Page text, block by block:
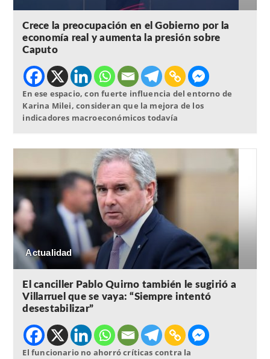
Crece la preocupación en el Gobierno por la
economía real y aumenta la presión sobre
Caputo
En ese espacio, con fuerte influencia del entorno de
Karina Milei, consideran que la mejora de los
indicadores macroeconómicos todavía
Actualidad
El canciller Pablo Quirno también le sugirió a
Villarruel que se vaya: “Siempre intentó
desestabilizar”
El funcionario no ahorró críticas contra la